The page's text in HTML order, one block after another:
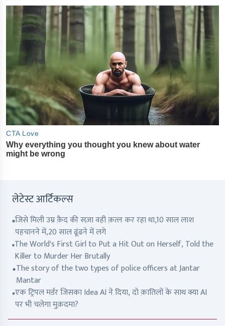
लेटेस्ट आर्टिकल्स
जिसे मिली उम्र क़ैद की सज़ा वही क़त्ल कर रहा था,10 साल लाश
पहचानने में,20 साल ढूंढने में लगे
The World's First Girl to Put a Hit Out on Herself, Told the
Killer to Murder Her Brutally
The story of the two types of police officers at Jantar
Mantar
एक ट्रिपल मर्डर जिसका Idea AI ने दिया, दो क़ातिलों के साथ क्या AI
पर भी चलेगा मुक़दमा?